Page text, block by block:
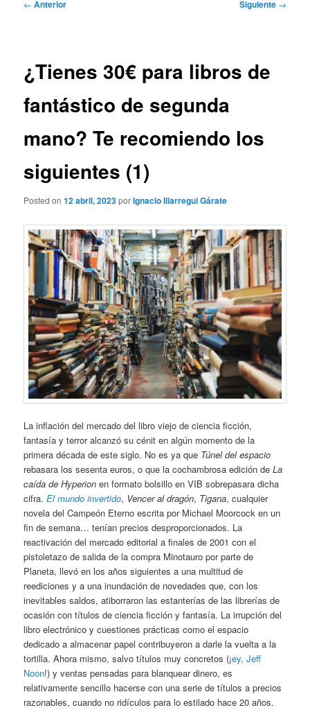
← Anterior Siguiente →
¿Tienes 30€ para libros de
fantástico de segunda
mano? Te recomiendo los
siguientes (1)
Posted on12 abril, 2023porIgnacio Illarregui Gárate
La inflación del mercado del libro viejo de ciencia ficción,
fantasía y terror alcanzó su cénit en algún momento de la
primera década de este siglo. No es ya que Túnel del espacio
rebasara los sesenta euros, o que la cochambrosa edición deLa
caída de Hyperion en formato bolsillo en VIB sobrepasara dicha
cifra.El mundo invertido, Vencer al dragón, Tigana, cualquier
novela del Campeón Eterno escrita por Michael Moorcock en un
fin de semana… tenían precios desproporcionados. La
reactivación del mercado editorial a finales de 2001 con el
pistoletazo de salida de la compra Minotauro por parte de
Planeta, llevó en los años siguientes a una multitud de
reediciones y a una inundación de novedades que, con los
inevitables saldos, atiborraron las estanterías de las librerías de
ocasión con títulos de ciencia ficción y fantasía. La irrupción del
libro electrónico y cuestiones prácticas como el espacio
dedicado a almacenar papel contribuyeron a darle la vuelta a la
tortilla. Ahora mismo, salvo títulos muy concretos (¡ey, Jeff
Noon!) y ventas pensadas para blanquear dinero, es
relativamente sencillo hacerse con una serie de títulos a precios
razonables, cuando no ridículos para lo estilado hace 20 años.